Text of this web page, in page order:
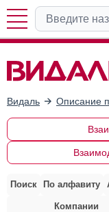
Видаль Описание
Поиск По алфавиту
Компании